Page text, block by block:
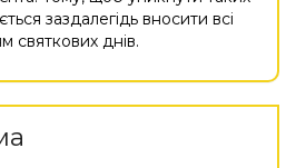
заздалегідь вносити всі
святкових днів.